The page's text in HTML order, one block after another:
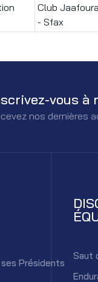
Club Jaafoura
- Sfax
vous à
nos dernières
Présidents
Saut